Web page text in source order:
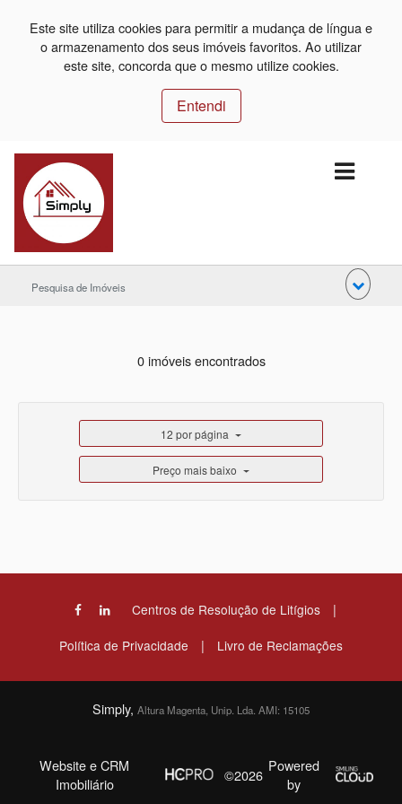
Este site utiliza cookies para permitir a mudança de língua e
o armazenamento dos seus imóveis favoritos. Ao utilizar
este site, concorda que o mesmo utilize cookies.
Entendi
Pesquisa de Imóveis
0 imóveis encontrados
12 por página
Preço mais baixo
Centros de Resolução de Litígios |
Política de Privacidade | Livro de Reclamações
Simply, Altura Magenta, Unip. Lda. AMI: 15105
Website e CRM
Imobiliário
©2026 Powered
by